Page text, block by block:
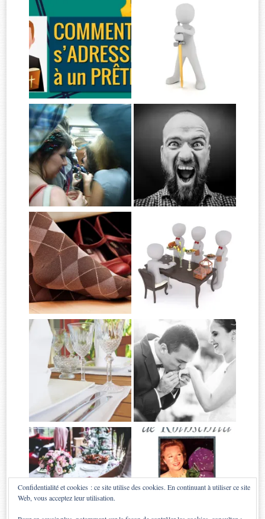
Confidentialité et cookies : ce site utilise des cookies. En continuant à utiliser ce site
Web, vous acceptez leur utilisation.